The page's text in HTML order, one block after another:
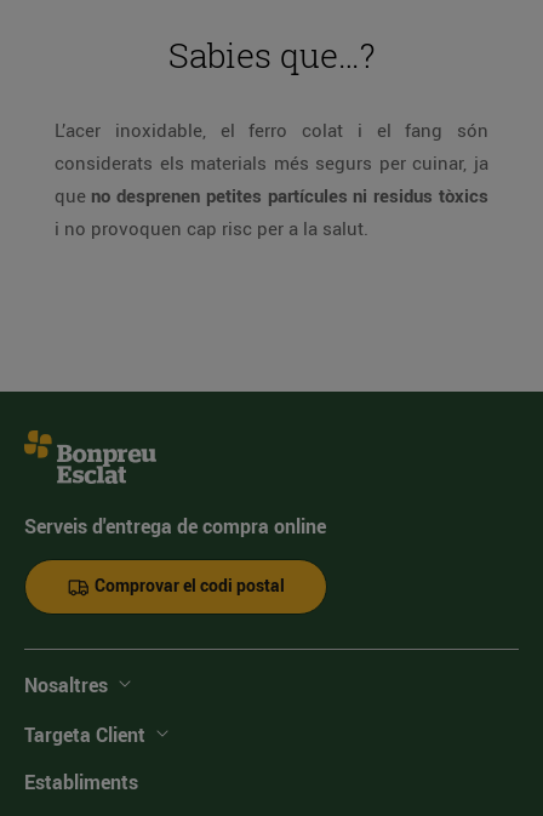
Sabies que…?
L’acer inoxidable, el ferro colat i el fang són
considerats els materials més segurs per cuinar, ja
que no desprenen petites partícules ni residus tòxics
i no provoquen cap risc per a la salut.
Serveis d'entrega de compra online
Comprovar el codi postal
Nosaltres
Targeta Client
Establiments